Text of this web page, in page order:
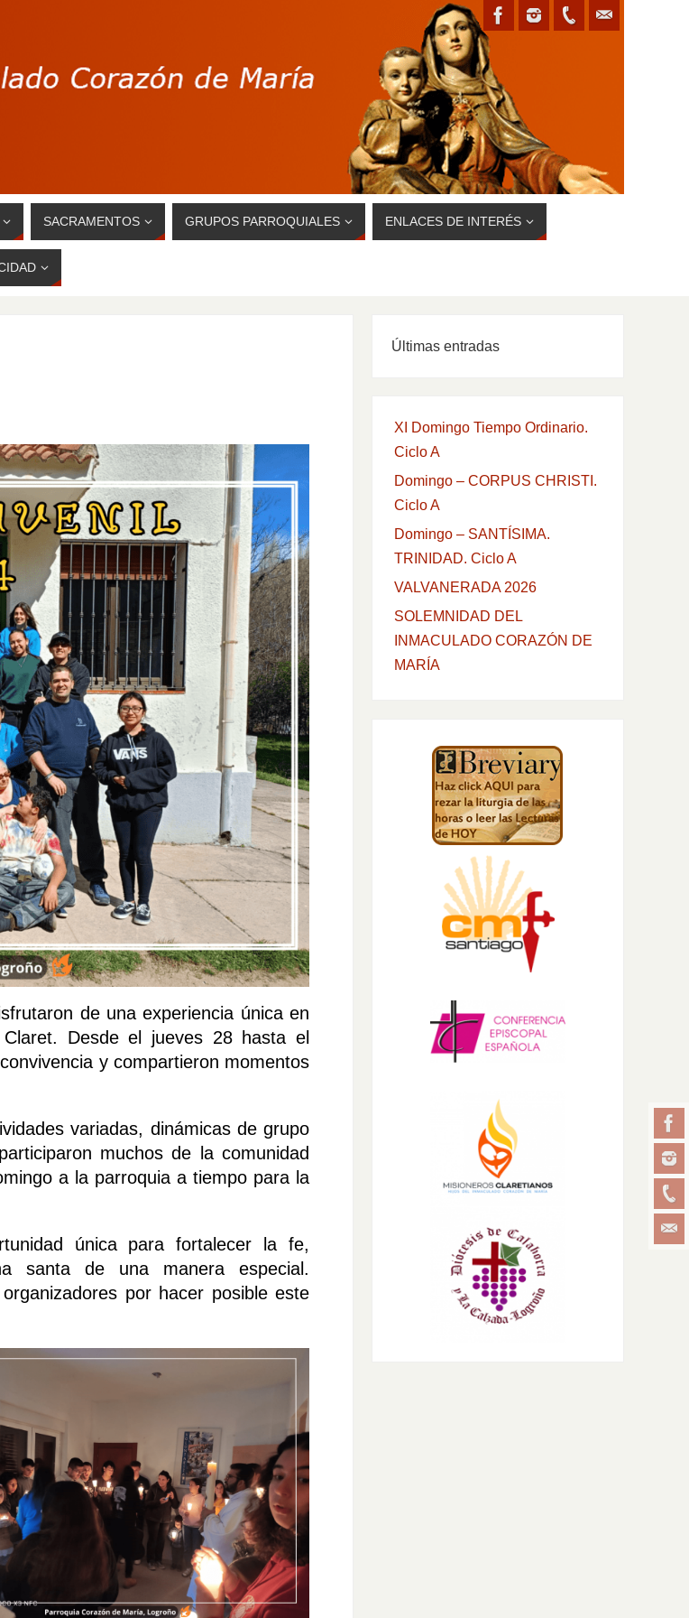
SACRAMENTOS GRUPOS PARROQUIALES ENLACES DE INTERÉS
de una experiencia única en
Desde el jueves 28 hasta el
y compartieron momentos
variadas, dinámicas de grupo
muchos de la comunidad
a la parroquia a tiempo para la
única para fortalecer la fe,
santa de una manera especial.
por hacer posible este
Últimas entradas
XI Domingo Tiempo Ordinario.
Ciclo A
Domingo – CORPUS CHRISTI.
Ciclo A
Domingo – SANTÍSIMA.
TRINIDAD. Ciclo A
VALVANERADA 2026
SOLEMNIDAD DEL
INMACULADO CORAZÓN DE
MARÍA